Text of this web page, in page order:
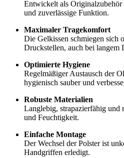
Entwickelt als Originalzubehör
und zuverlässige Funktion.
Maximaler Tragekomfort
Die Gelkissen schmiegen sich
Druckstellen, auch bei langem
Optimierte Hygiene
Regelmäßiger Austausch der
hygienisch sauber und
Robuste Materialien
Langlebig, strapazierfähig und
und Feuchtigkeit.
Einfache Montage
Der Wechsel der Polster ist
Handgriffen erledigt.